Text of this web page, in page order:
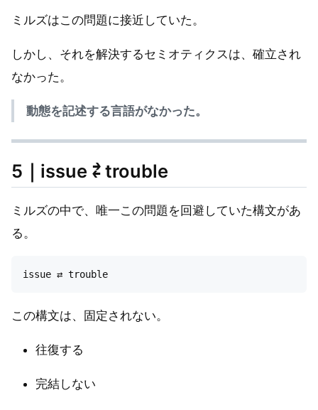
ミルズはこの問題に接近していた。
しかし、それを解決するセミオティクスは、確立され
なかった。
動態を記述する言語がなかった。
5｜issue ⇄ trouble
ミルズの中で、唯一この問題を回避していた構文があ
る。
この構文は、固定されない。
往復する
完結しない